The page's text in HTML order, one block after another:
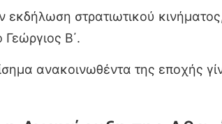
εκδήλωση στρατιωτικού
Β΄.
ανακοινωθέντα της εποχής